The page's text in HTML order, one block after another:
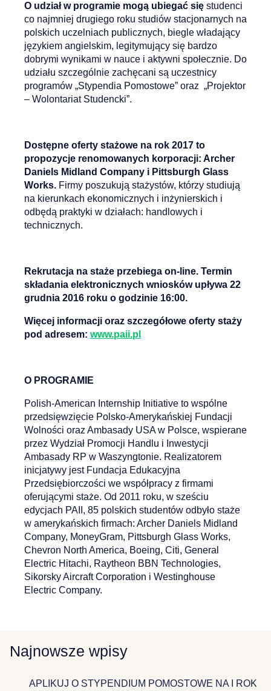
O udział w programie mogą ubiegać się studenci
co najmniej drugiego roku studiów stacjonarnych na
polskich uczelniach publicznych, biegle władający
językiem angielskim, legitymujący się bardzo
dobrymi wynikami w nauce i aktywni społecznie. Do
udziału szczególnie zachęcani są uczestnicy
programów „Stypendia Pomostowe” oraz „Projektor
– Wolontariat Studencki”.
Dostępne oferty stażowe na rok 2017 to
propozycje renomowanych korporacji: Archer
Daniels Midland Company i Pittsburgh Glass
Works. Firmy poszukują stażystów, którzy studiują
na kierunkach ekonomicznych i inżynierskich i
odbędą praktyki w działach: handlowych i
technicznych.
Rekrutacja na staże przebiega on-line. Termin
składania elektronicznych wniosków upływa 22
grudnia 2016 roku o godzinie 16:00.
Więcej informacji oraz szczegółowe oferty staży
pod adresem: www.paii.pl
O PROGRAMIE
Polish-American Internship Initiative to wspólne
przedsięwzięcie Polsko-Amerykańskiej Fundacji
Wolności oraz Ambasady USA w Polsce, wspierane
przez Wydział Promocji Handlu i Inwestycji
Ambasady RP w Waszyngtonie. Realizatorem
inicjatywy jest Fundacja Edukacyjna
Przedsiębiorczości we współpracy z firmami
oferującymi staże. Od 2011 roku, w sześciu
edycjach PAII, 85 polskich studentów odbyło staże
w amerykańskich firmach: Archer Daniels Midland
Company, MoneyGram, Pittsburgh Glass Works,
Chevron North America, Boeing, Citi, General
Electric Hitachi, Raytheon BBN Technologies,
Sikorsky Aircraft Corporation i Westinghouse
Electric Company.
Najnowsze wpisy
APLIKUJ O STYPENDIUM POMOSTOWE NA I ROK